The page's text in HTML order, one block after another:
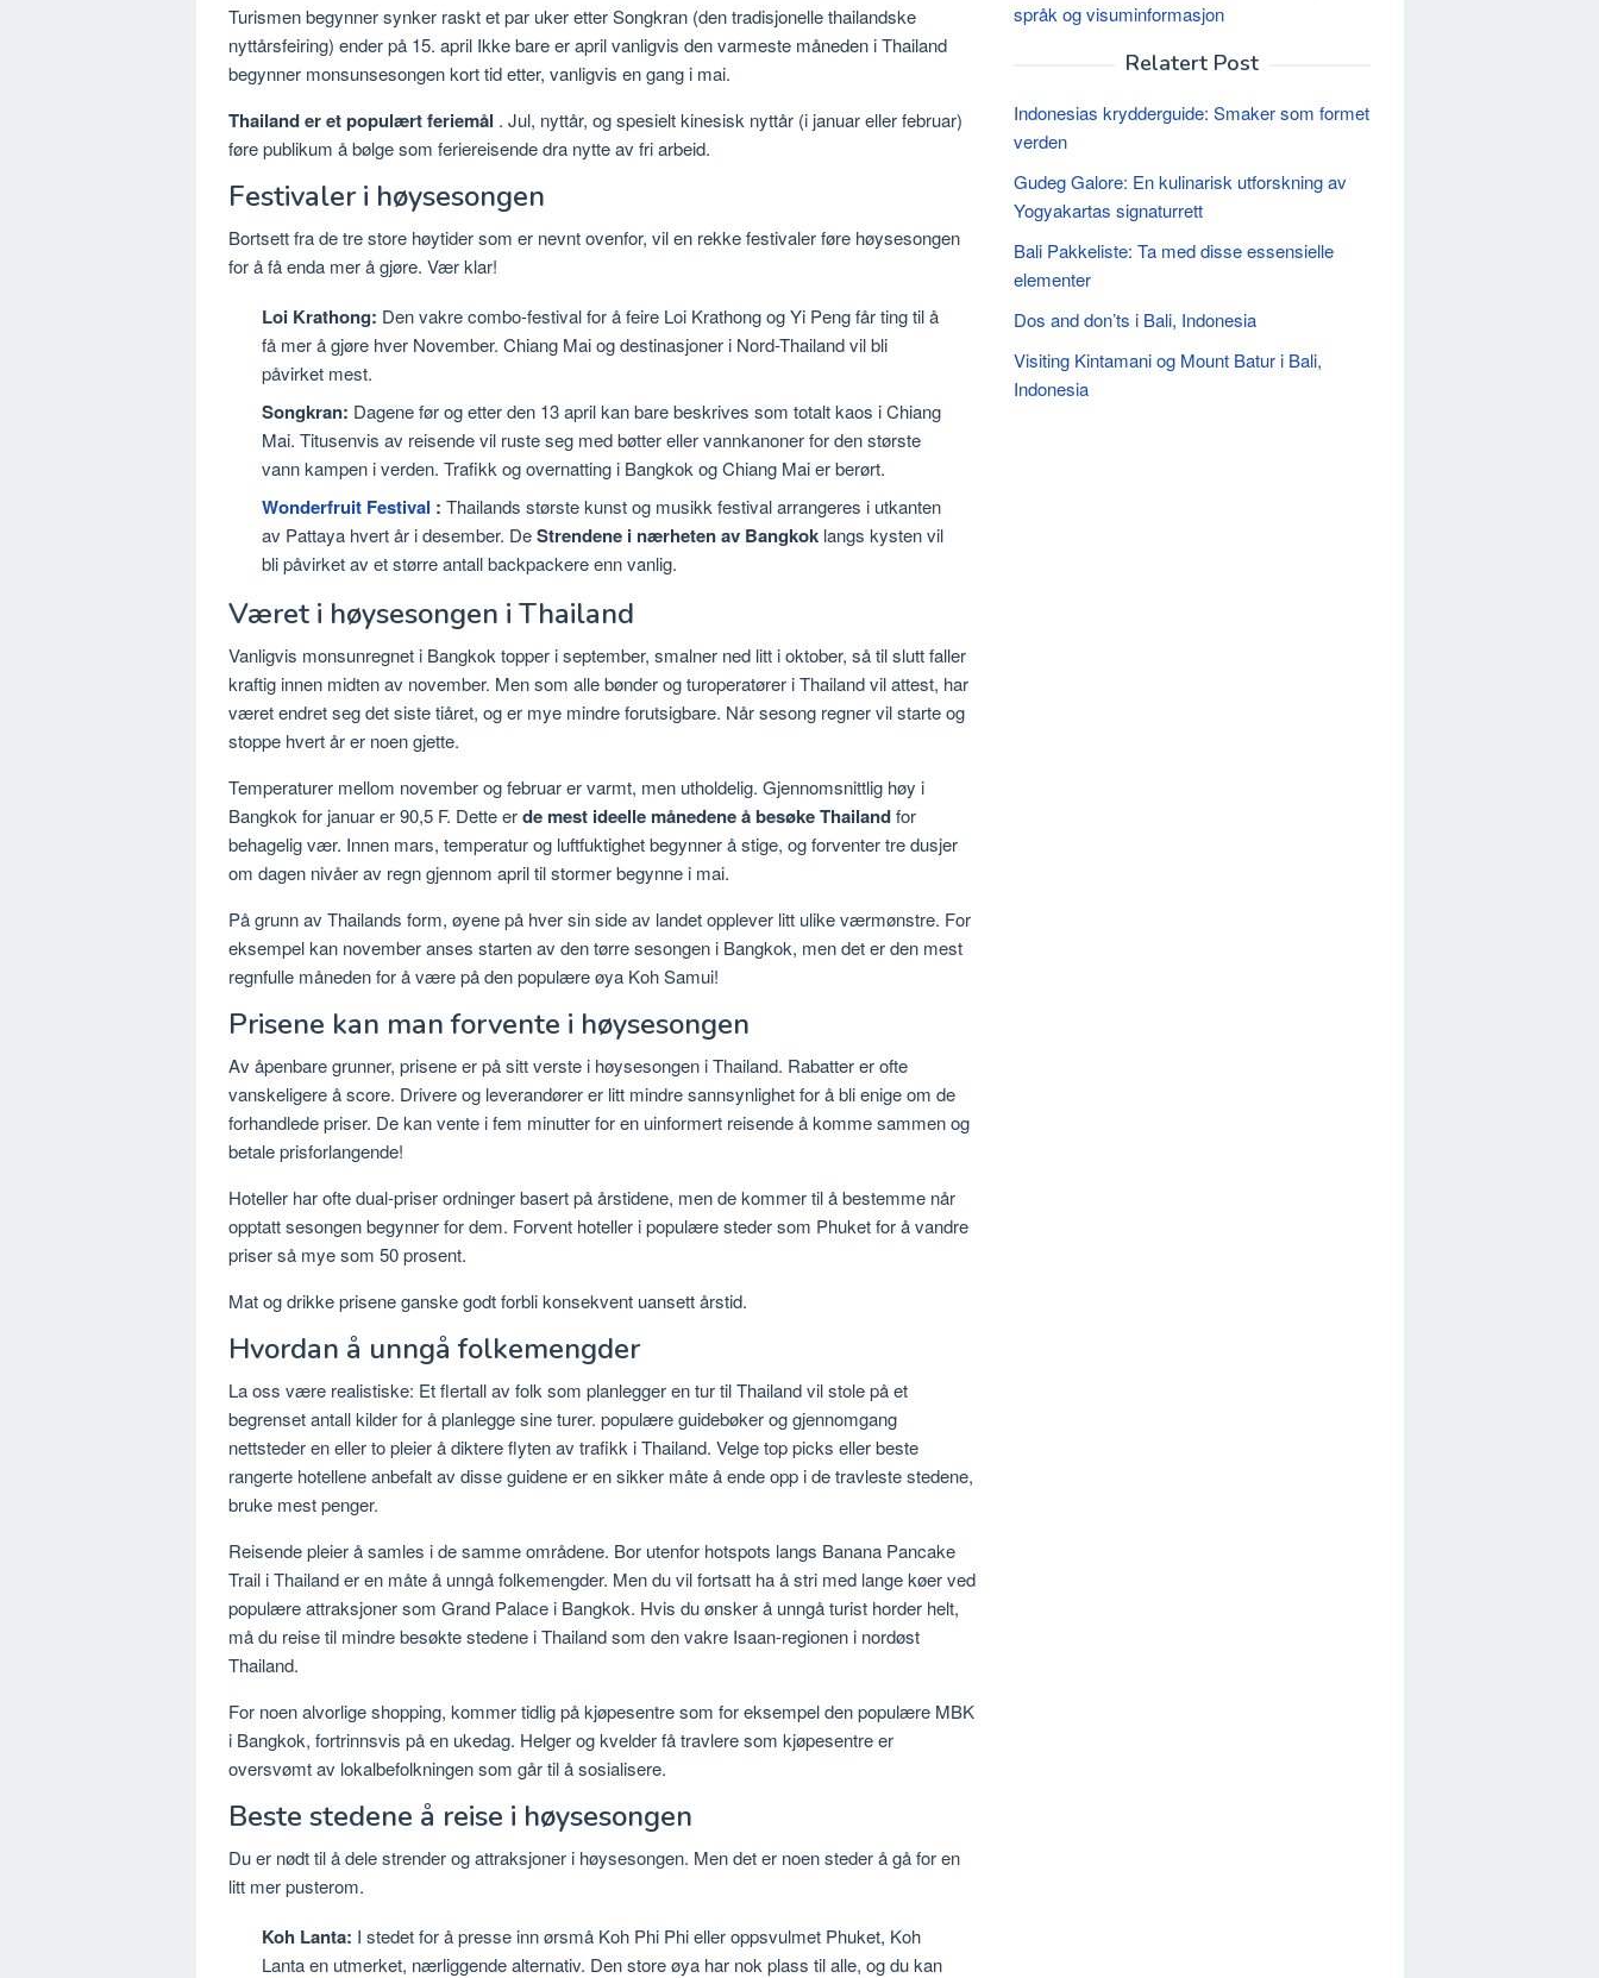
Turismen begynner synker raskt et par uker etter Songkran (den tradisjonelle thailandske
nyttårsfeiring) ender på 15. april Ikke bare er april vanligvis den varmeste måneden i Thailand
begynner monsunsesongen kort tid etter, vanligvis en gang i mai.
Thailand er et populært feriemål . Jul, nyttår, og spesielt kinesisk nyttår (i januar eller februar)
føre publikum å bølge som feriereisende dra nytte av fri arbeid.
Festivaler i høysesongen
Bortsett fra de tre store høytider som er nevnt ovenfor, vil en rekke festivaler føre høysesongen
for å få enda mer å gjøre. Vær klar!
Loi Krathong: Den vakre combo-festival for å feire Loi Krathong og Yi Peng får ting til å
få mer å gjøre hver November. Chiang Mai og destinasjoner i Nord-Thailand vil bli
påvirket mest.
Songkran: Dagene før og etter den 13 april kan bare beskrives som totalt kaos i Chiang
Mai. Titusenvis av reisende vil ruste seg med bøtter eller vannkanoner for den største
vann kampen i verden. Trafikk og overnatting i Bangkok og Chiang Mai er berørt.
Wonderfruit Festival : Thailands største kunst og musikk festival arrangeres i utkanten
av Pattaya hvert år i desember. DeStrendene i nærheten av Bangkok langs kysten vil
bli påvirket av et større antall backpackere enn vanlig.
Været i høysesongen i Thailand
Vanligvis monsunregnet i Bangkok topper i september, smalner ned litt i oktober, så til slutt faller
kraftig innen midten av november. Men som alle bønder og turoperatører i Thailand vil attest, har
været endret seg det siste tiåret, og er mye mindre forutsigbare. Når sesong regner vil starte og
stoppe hvert år er noen gjette.
Temperaturer mellom november og februar er varmt, men utholdelig. Gjennomsnittlig høy i
Bangkok for januar er 90,5 F. Dette erde mest ideelle månedene å besøke Thailandfor
behagelig vær. Innen mars, temperatur og luftfuktighet begynner å stige, og forventer tre dusjer
om dagen nivåer av regn gjennom april til stormer begynne i mai.
På grunn av Thailands form, øyene på hver sin side av landet opplever litt ulike værmønstre. For
eksempel kan november anses starten av den tørre sesongen i Bangkok, men det er den mest
regnfulle måneden for å være på den populære øya Koh Samui!
Prisene kan man forvente i høysesongen
Av åpenbare grunner, prisene er på sitt verste i høysesongen i Thailand. Rabatter er ofte
vanskeligere å score. Drivere og leverandører er litt mindre sannsynlighet for å bli enige om de
forhandlede priser. De kan vente i fem minutter for en uinformert reisende å komme sammen og
betale prisforlangende!
Hoteller har ofte dual-priser ordninger basert på årstidene, men de kommer til å bestemme når
opptatt sesongen begynner for dem. Forvent hoteller i populære steder som Phuket for å vandre
priser så mye som 50 prosent.
Mat og drikke prisene ganske godt forbli konsekvent uansett årstid.
Hvordan å unngå folkemengder
La oss være realistiske: Et flertall av folk som planlegger en tur til Thailand vil stole på et
begrenset antall kilder for å planlegge sine turer. populære guidebøker og gjennomgang
nettsteder en eller to pleier å diktere flyten av trafikk i Thailand. Velge top picks eller beste
rangerte hotellene anbefalt av disse guidene er en sikker måte å ende opp i de travleste stedene,
bruke mest penger.
Reisende pleier å samles i de samme områdene. Bor utenfor hotspots langs Banana Pancake
Trail i Thailand er en måte å unngå folkemengder. Men du vil fortsatt ha å stri med lange køer ved
populære attraksjoner som Grand Palace i Bangkok. Hvis du ønsker å unngå turist horder helt,
må du reise til mindre besøkte stedene i Thailand som den vakre Isaan-regionen i nordøst
Thailand.
For noen alvorlige shopping, kommer tidlig på kjøpesentre som for eksempel den populære MBK
i Bangkok, fortrinnsvis på en ukedag. Helger og kvelder få travlere som kjøpesentre er
oversvømt av lokalbefolkningen som går til å sosialisere.
Beste stedene å reise i høysesongen
Du er nødt til å dele strender og attraksjoner i høysesongen. Men det er noen steder å gå for en
litt mer pusterom.
Koh Lanta: I stedet for å presse inn ørsmå Koh Phi Phi eller oppsvulmet Phuket, Koh
Lanta en utmerket, nærliggende alternativ. Den store øya har nok plass til alle, og du kan
språk og visuminformasjon
Relatert Post
Indonesias krydderguide: Smaker som formet
verden
Gudeg Galore: En kulinarisk utforskning av
Yogyakartas signaturrett
Bali Pakkeliste: Ta med disse essensielle
elementer
Dos and don’ts i Bali, Indonesia
Visiting Kintamani og Mount Batur i Bali,
Indonesia